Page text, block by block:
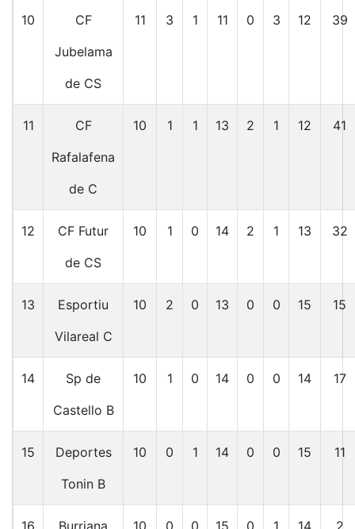
10
CF
Jubelama
de CS
11 3 1 11 0 3 12 39
11
CF
Rafalafena
de C
10 1 1 13 2 1 12 41
12
CF Futur
de CS
10 1 0 14 2 1 13 32
13
Esportiu
Vilareal C
10 2 0 13 0 0 15 15
14
Sp de
Castello B
10 1 0 14 0 0 14 17
15
Deportes
Tonin B
10 0 1 14 0 0 15 11
16
Burriana
10 0 0 15 0 1 14 2